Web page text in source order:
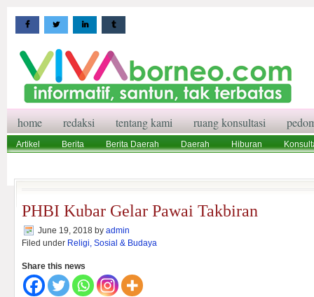
home redaksi tentang kami ruang konsultasi
Artikel Berita Berita Daerah Daerah Hiburan
PHBI Kubar Gelar Pawai Takbiran
June 19, 2018 by admin
Filed under Religi, Sosial & Budaya
Share this news